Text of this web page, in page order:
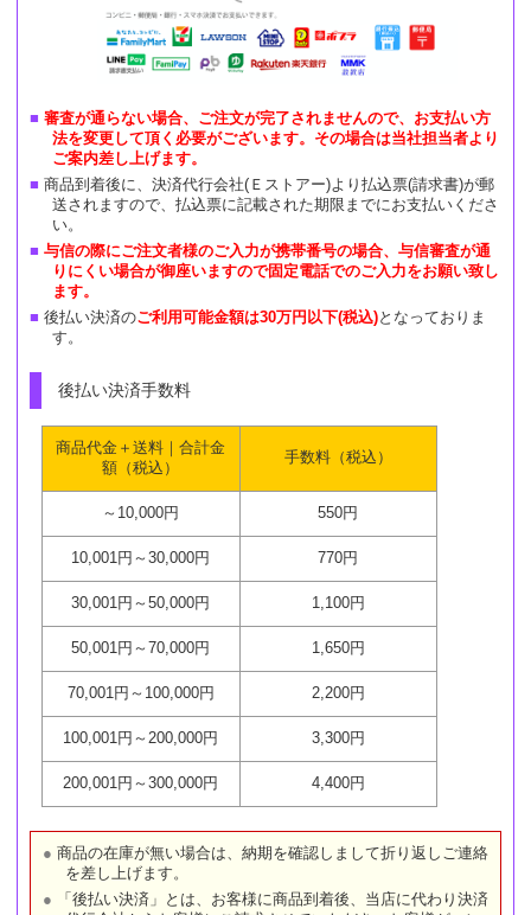
審査が通らない場合、ご注文が完了されませんので、お支払い方
法を変更して頂く必要がございます。その場合は当社担当者より
ご案内差し上げます。
商品到着後に、決済代行会社(Ｅストアー)より払込票(請求書)が郵
送されますので、払込票に記載された期限までにお支払いくださ
い。
与信の際にご注文者様のご入力が携帯番号の場合、与信審査が通
りにくい場合が御座いますので固定電話でのご入力をお願い致し
ます。
後払い決済のご利用可能金額は30万円以下(税込)となっておりま
す。
後払い決済手数料
商品代金＋送料｜合計金
額（税込）
手数料（税込）
～10,000円 550円
10,001円～30,000円 770円
30,001円～50,000円 1,100円
50,001円～70,000円 1,650円
70,001円～100,000円 2,200円
100,001円～200,000円 3,300円
200,001円～300,000円 4,400円
商品の在庫が無い場合は、納期を確認しまして折り返しご連絡
を差し上げます。
「後払い決済」とは、お客様に商品到着後、当店に代わり決済